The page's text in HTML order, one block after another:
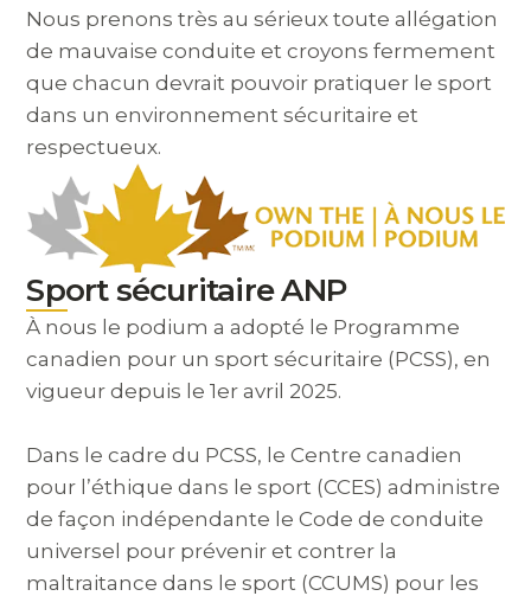
Nous prenons très au sérieux toute allégation
de mauvaise conduite et croyons fermement
que chacun devrait pouvoir pratiquer le sport
dans un environnement sécuritaire et
respectueux.
Sport sécuritaire ANP
À nous le podium a adopté le Programme
canadien pour un sport sécuritaire (PCSS), en
vigueur depuis le 1er avril 2025.
Dans le cadre du PCSS, le Centre canadien
pour l’éthique dans le sport (CCES) administre
de façon indépendante le Code de conduite
universel pour prévenir et contrer la
maltraitance dans le sport (CCUMS) pour les